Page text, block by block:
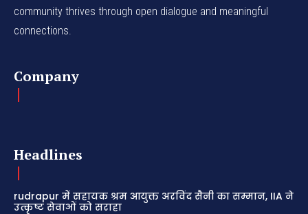
community thrives through open dialogue and meaningful
connections.
Company
Headlines
rudrapur में सहायक श्रम आयुक्त अरविंद सैनी का सम्मान, IIA ने
उत्कृष्ट सेवाओं को सराहा